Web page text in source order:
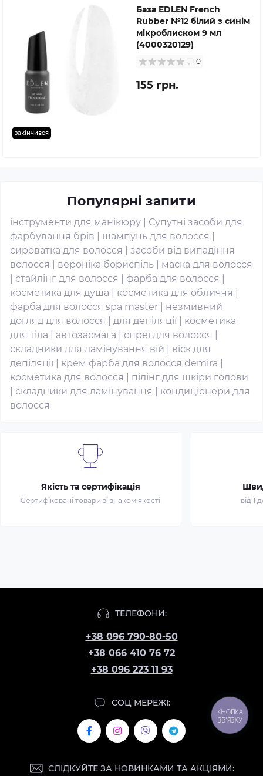
закінчився
База EDLEN French
Rubber №12 білий з синім
мікроблиском 9 мл
(4000320129)
0
155 грн.
Популярні запити
інструменти для манікюру
Супутні засоби для
фарбування брів
шампунь для волосся
сироватка для волосся
засоби від випадіння
волосся
вероніка бориспіль
маска для волосся
стайлінг для волосся фарба для волосся
косметика для душа
косметика для обличчя
фарба для волосся spa master
незмивний
догляд для волосся
для депіляції
косметика
для тіла
автозасмага спреї для волосся
складники для ламінування вій
віск для
депіляції
крем фарба для волосся demira
косметика для волосся
пілінг для шкіри голови
складники для ламінування
кондиціонери для
волосся
Якість та сертифікація
Сертифіковані товари зі знаком якості від 1
ТЕЛЕФОНИ:
+38 096 790-80-50
+38 066 410 76 72
+38 096 223 11 93
СОЦ МЕРЕЖІ:
СЛІДКУЙТЕ ЗА НОВИНКАМИ ТА АКЦІЯМИ:
КНОПКА
ЗВ'ЯЗКУ